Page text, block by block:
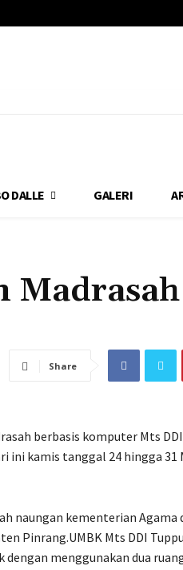
DALLE GALERI
Madrasah
Share
berbasis komputer Mts
ini kamis tanggal 24 hingga 31
naungan kementerian Agama
Pinrang.UMBK Mts DDI
dengan menggunakan dua